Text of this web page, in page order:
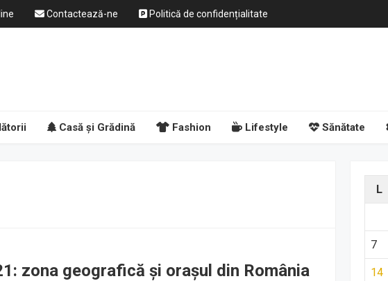
Contactează-ne Politică de confidențialitate
Casă și Grădină Fashion Lifestyle Sănătate
zona geografică și orașul din România
L
7
14